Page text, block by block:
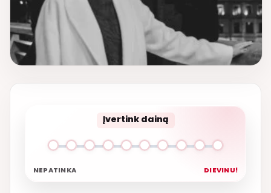
Įvertink dainą
NEPATINKA DIEVINU!